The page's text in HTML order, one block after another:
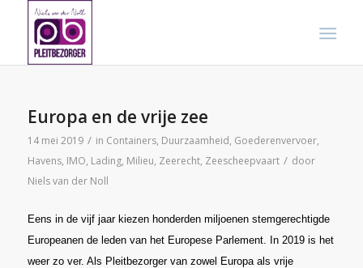
Europa en de vrije zee
14 mei 2019 / in Containers, Duurzaamheid, Goederenvervoer,
Havens, IMO, Lading, Milieu, Zeerecht, Zeescheepvaart / door
Niels van der Noll
Eens in de vijf jaar kiezen honderden miljoenen stemgerechtigde
Europeanen de leden van het Europese Parlement. In 2019 is het
weer zo ver. Als Pleitbezorger van zowel Europa als vrije